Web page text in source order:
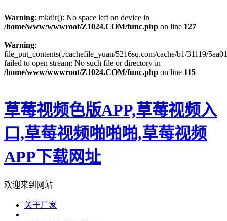
Warning: mkdir(): No space left on device in
/home/www/wwwroot/Z1024.COM/func.php on line 127
Warning:
file_put_contents(./cachefile_yuan/5216sq.com/cache/b1/31119/
failed to open stream: No such file or directory in
/home/www/wwwroot/Z1024.COM/func.php on line 115
草莓视频色版APP,草莓视频入
口,草莓视频啪啪啪,草莓视频
APP下载网址
欢迎来到网站
关于厂家
|